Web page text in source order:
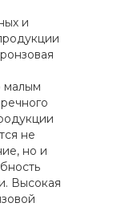
и
малым
не
но и
Высокая